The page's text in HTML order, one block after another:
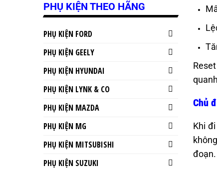
Chủ
Khi
đoạn.
PHỤ KIỆN THEO HÃNG
PHỤ KIỆN FORD
PHỤ KIỆN GEELY
PHỤ KIỆN HYUNDAI
PHỤ KIỆN LYNK & CO
PHỤ KIỆN MAZDA
PHỤ KIỆN MG
PHỤ KIỆN MITSUBISHI
PHỤ KIỆN SUZUKI